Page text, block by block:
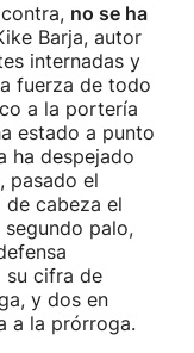
no se ha
Barja, autor
internadas y
fuerza de todo
a la portería
estado a punto
ha despejado
pasado el
de cabeza el
palo,
su cifra de
y dos en
a la prórroga.